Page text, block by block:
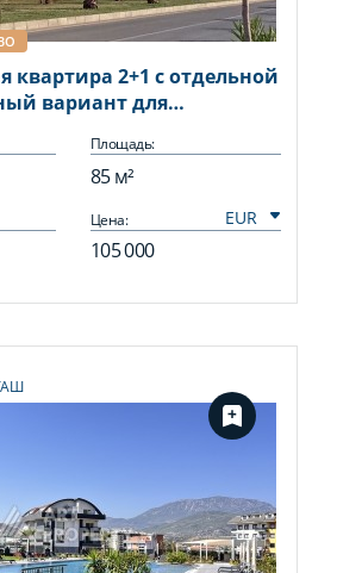
квартира 2+1 с отдельной
Площадь:
85 м²
Цена:
105 000